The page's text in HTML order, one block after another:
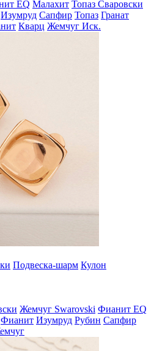
EQ Малахит Топаз Сваровски
Изумруд Сапфир Топаз Гранат
Кварц Жемчуг Иск.
Подвеска-шарм Кулон
Жемчуг Swarovski Фианит EQ
Фианит Изумруд Рубин Сапфир